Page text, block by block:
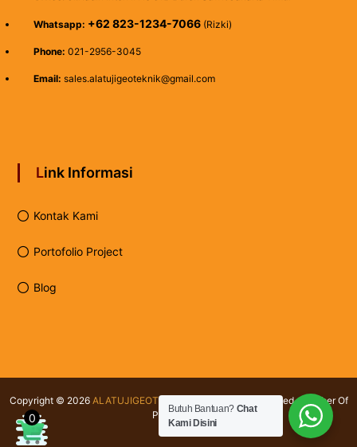
Whatsapp: +62 823-1234-7066(Rizki)
Phone: 021-2956-3045
Email: sales.alatujigeoteknik@gmail.com
Link Informasi
Kontak Kami
Portofolio Project
Blog
Copyright © 2026 ALATUJIGEOTEKNIK.COM
All rights reserved. Member Of
PT Testindo
Butuh Bantuan? Chat
Kami Disini
0